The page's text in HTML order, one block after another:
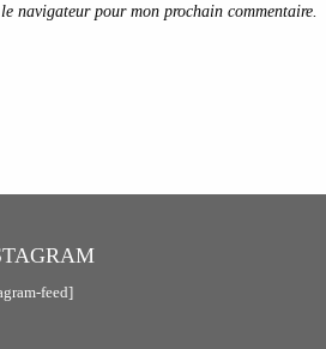
navigateur pour mon prochain commentaire.
feed]